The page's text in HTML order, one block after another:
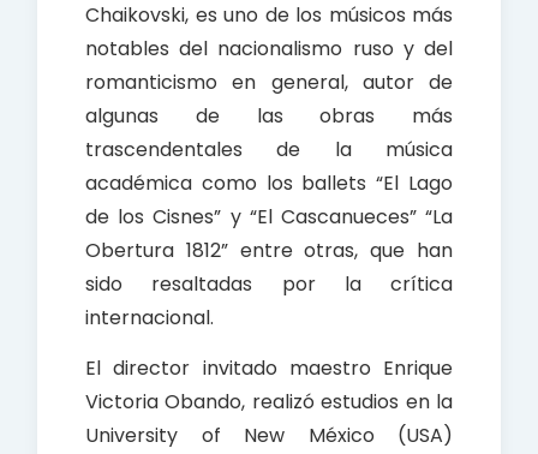
Chaikovski, es uno de los músicos más
notables del nacionalismo ruso y del
romanticismo en general, autor de
algunas de las obras más
trascendentales de la música
académica como los ballets “El Lago
de los Cisnes” y “El Cascanueces” “La
Obertura 1812” entre otras, que han
sido resaltadas por la crítica
internacional.
El director invitado maestro Enrique
Victoria Obando, realizó estudios en la
University of New México (USA)